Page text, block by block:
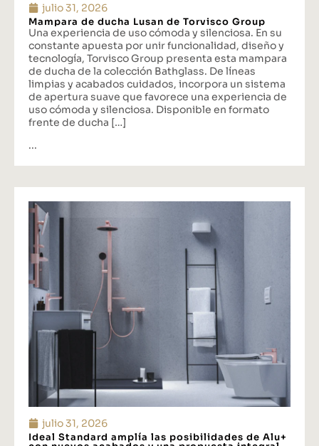
julio 31, 2026
Mampara de ducha Lusan de Torvisco Group
Una experiencia de uso cómoda y silenciosa. En su
constante apuesta por unir funcionalidad, diseño y
tecnología, Torvisco Group presenta esta mampara
de ducha de la colección Bathglass. De líneas
limpias y acabados cuidados, incorpora un sistema
de apertura suave que favorece una experiencia de
uso cómoda y silenciosa. Disponible en formato
frente de ducha […]
...
julio 31, 2026
Ideal Standard amplía las posibilidades de Alu+